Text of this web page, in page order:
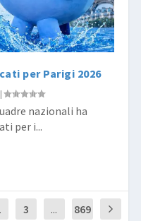
per Parigi 2026
|
nazionali ha
per i...
3 ... 869